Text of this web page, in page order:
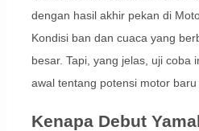
dengan hasil akhir pekan di
Kondisi ban dan cuaca yang
besar. Tapi, yang jelas, uji coba
awal tentang potensi motor baru
Kenapa Debut